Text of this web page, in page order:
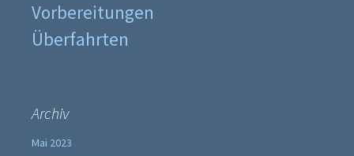
Vorbereitungen
Überfahrten
Archiv
Mai 2023